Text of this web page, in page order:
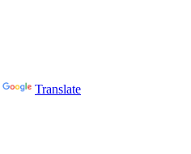
Translate